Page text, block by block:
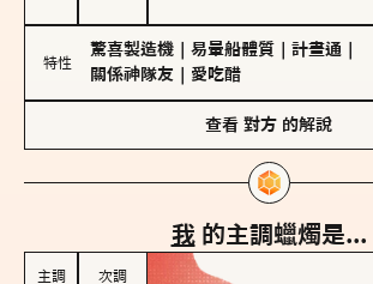
特性
驚喜製造機 易暈船體質 計畫通
關係神隊友
愛吃醋
查看 對方 的解說
我 的主調蠟燭是...
主調 次調